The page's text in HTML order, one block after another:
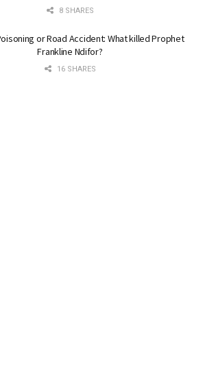
8 SHARES
or Road Accident: What killed Prophet
Frankline Ndifor?
16 SHARES